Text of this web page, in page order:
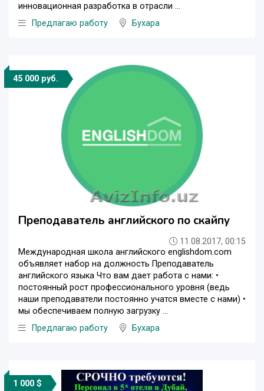
инновационная разработка в отрасли ...
Предлагаю работу
Бухара
45 000 руб.
Преподаватель английского по скайпу
11.08.2017, 00:15
Международная школа английского englishdom.com
объявляет набор на должность Преподаватель
английского языка Что вам дает работа с нами: •
постоянный рост профессионального уровня (ведь
наши преподаватели постоянно учатся вместе с нами) •
мы обеспечиваем полную загрузку ...
Предлагаю работу
Бухара
1 000 $